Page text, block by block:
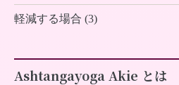
軽減する場合 (3)
Ashtangayoga Akie とは